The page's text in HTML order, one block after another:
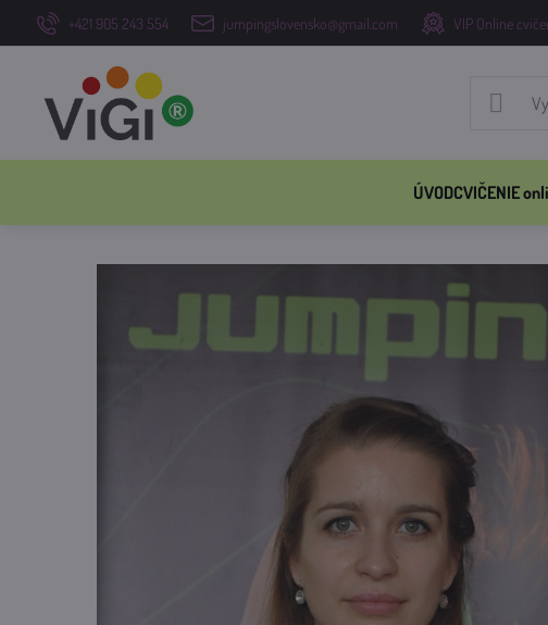
+421 905 243 554 jumpingslovensko@gmail.com VIP Online
ÚVODCVIČENIE